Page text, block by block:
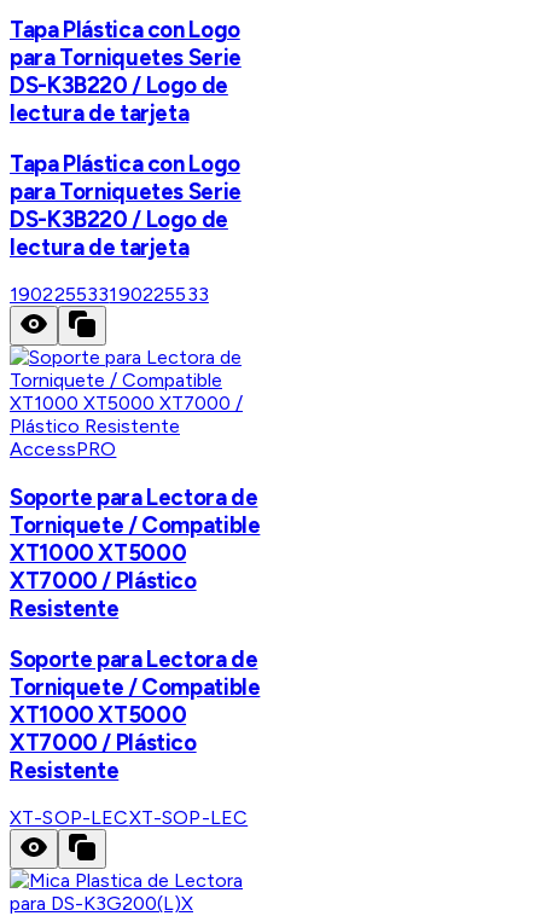
Tapa Plástica con Logo
para Torniquetes Serie
DS-K3B220 / Logo de
lectura de tarjeta
Tapa Plástica con Logo
para Torniquetes Serie
DS-K3B220 / Logo de
lectura de tarjeta
190225533190225533
AccessPRO
Soporte para Lectora de
Torniquete / Compatible
XT1000 XT5000
XT7000 / Plástico
Resistente
Soporte para Lectora de
Torniquete / Compatible
XT1000 XT5000
XT7000 / Plástico
Resistente
XT-SOP-LECXT-SOP-LEC